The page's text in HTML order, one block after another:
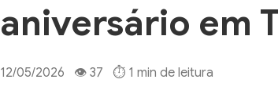
aniversário em
12/05/2026 👁 37 ⏱ 1 min de leitura